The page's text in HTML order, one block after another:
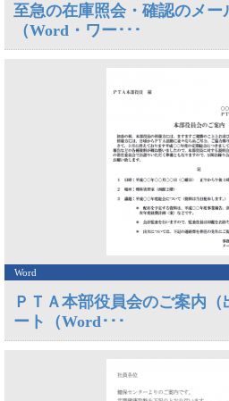
至急の在庫照会・確認のメー
（Word・ワー･･･
Word
ＰＴＡ本部役員会のご案内
ート（Word･･･